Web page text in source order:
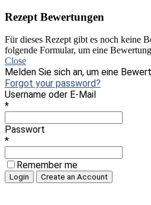
Rezept Bewertungen
Für dieses Rezept gibt es noch keine
folgende Formular, um eine
Close
Melden Sie sich an, um eine
Forgot your password?
Username oder E-Mail
*
Passwort
*
Remember me